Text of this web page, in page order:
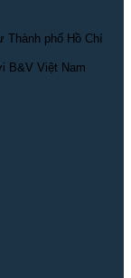
Thành phố Hồ Chí
B&V Việt Nam